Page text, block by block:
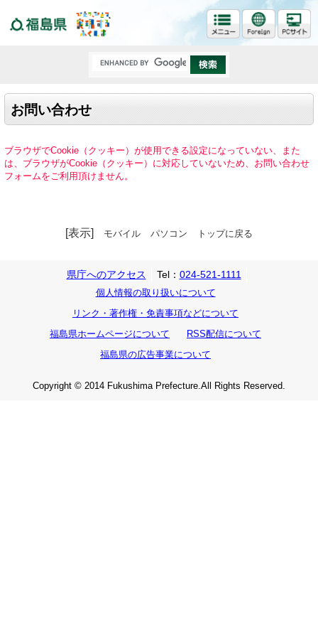
お問い合わせ
ブラウザでCookie（クッキー）が使用できる設定になっていない、また
は、ブラウザがCookie（クッキー）に対応していないため、お問い合わせ
フォームをご利用頂けません。
[表示] モバイル パソコン トップに戻る
県庁へのアクセス Tel： 024-521-1111
個人情報の取り扱いについて
リンク・著作権・免責事項などについて
福島県ホームページについて
RSS配信について
福島県の広告事業について
Copyright © 2014 Fukushima Prefecture.All Rights Reserved.